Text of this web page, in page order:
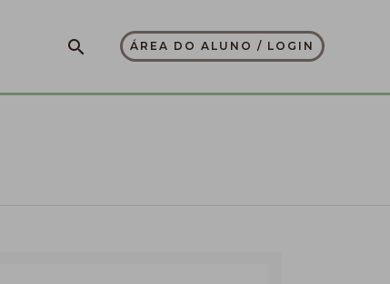
PesquisarÁREA DO ALUNO / LOGIN